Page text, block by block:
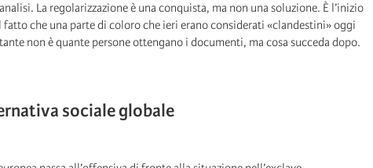
La regolarizzazione è una conquista, ma non una soluzione. È l’inizio
che una parte di coloro che ieri erano considerati «clandestini» oggi
non è quante persone ottengano i documenti, ma cosa succeda dopo.
sociale globale